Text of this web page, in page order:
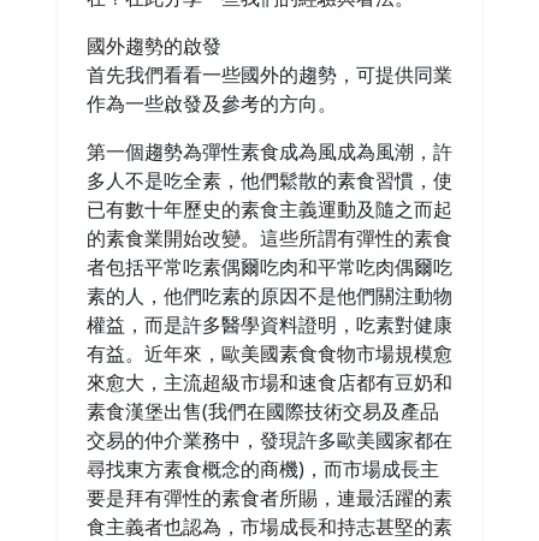
國外趨勢的啟發
首先我們看看一些國外的趨勢，可提供同業
作為一些啟發及參考的方向。
第一個趨勢為彈性素食成為風成為風潮，許
多人不是吃全素，他們鬆散的素食習慣，使
已有數十年歷史的素食主義運動及隨之而起
的素食業開始改變。這些所謂有彈性的素食
者包括平常吃素偶爾吃肉和平常吃肉偶爾吃
素的人，他們吃素的原因不是他們關注動物
權益，而是許多醫學資料證明，吃素對健康
有益。近年來，歐美國素食食物市場規模愈
來愈大，主流超級市場和速食店都有豆奶和
素食漢堡出售(我們在國際技術交易及產品
交易的仲介業務中，發現許多歐美國家都在
尋找東方素食概念的商機)，而市場成長主
要是拜有彈性的素食者所賜，連最活躍的素
食主義者也認為，市場成長和持志甚堅的素